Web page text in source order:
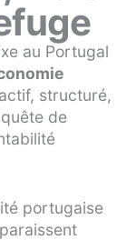
au Portugal
structuré,
de
portugaise